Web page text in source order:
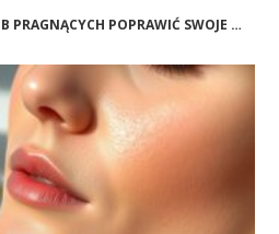
PRAGNĄCYCH POPRAWIĆ SWOJE …